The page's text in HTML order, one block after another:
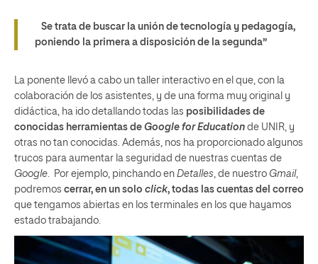
Se trata de buscar la unión de tecnología y pedagogía,
poniendo la primera a disposición de la segunda”
La ponente llevó a cabo un taller interactivo en el que, con la
colaboración de los asistentes, y de una forma muy original y
didáctica, ha ido detallando todas las posibilidades de
conocidas herramientas de Google for Education de UNIR, y
otras no tan conocidas. Además, nos ha proporcionado algunos
trucos para aumentar la seguridad de nuestras cuentas de
Google. Por ejemplo, pinchando en Detalles, de nuestro Gmail,
podremos cerrar, en un solo click, todas las cuentas del correo
que tengamos abiertas en los terminales en los que hayamos
estado trabajando.